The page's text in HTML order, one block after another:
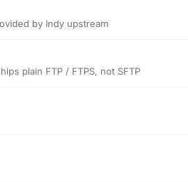
by Indy upstream
plain FTP / FTPS, not SFTP